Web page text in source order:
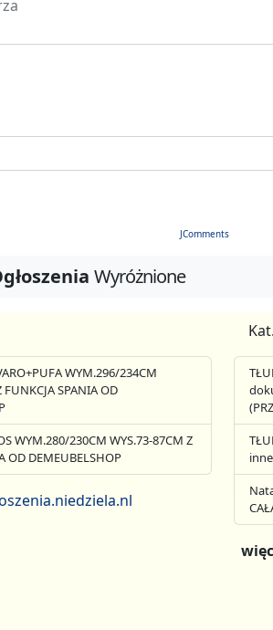
JComments
Wyróżnione
WYM.296/234CM
SPANIA OD
WYM.280/230CM WYS.73-87CM Z
OD DEMEUBELSHOP
Kat.